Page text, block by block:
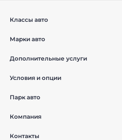
Классы авто
Марки авто
Дополнительные услуги
Условия и опции
Парк авто
Компания
Контакты